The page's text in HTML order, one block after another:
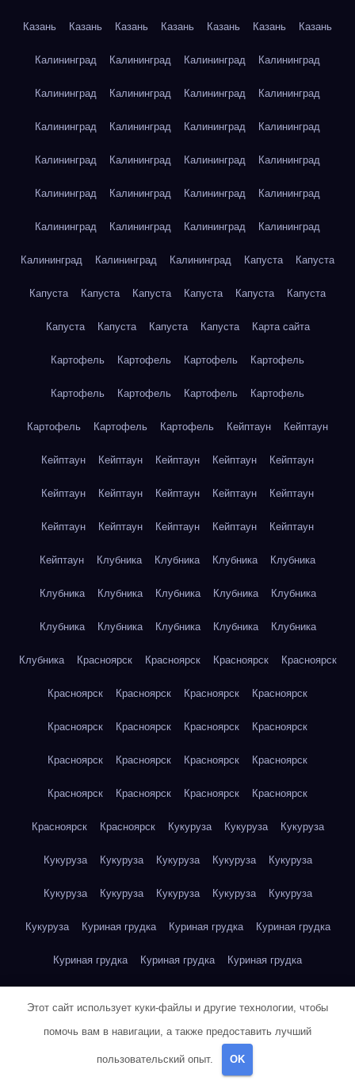
Казань Казань Казань Казань Казань Казань Казань
Калининград Калининград Калининград Калининград
Калининград Калининград Калининград Калининград
Калининград Калининград Калининград Калининград
Калининград Калининград Калининград Калининград
Калининград Калининград Калининград Калининград
Калининград Калининград Калининград Калининград
Калининград Калининград Калининград Капуста Капуста
Капуста Капуста Капуста Капуста Капуста Капуста
Капуста Капуста Капуста Капуста Карта сайта
Картофель Картофель Картофель Картофель
Картофель Картофель Картофель Картофель
Картофель Картофель Картофель Кейптаун Кейптаун
Кейптаун Кейптаун Кейптаун Кейптаун Кейптаун
Кейптаун Кейптаун Кейптаун Кейптаун Кейптаун
Кейптаун Кейптаун Кейптаун Кейптаун Кейптаун
Кейптаун Клубника Клубника Клубника Клубника
Клубника Клубника Клубника Клубника Клубника
Клубника Клубника Клубника Клубника Клубника
Клубника Красноярск Красноярск Красноярск Красноярск
Красноярск Красноярск Красноярск Красноярск
Красноярск Красноярск Красноярск Красноярск
Красноярск Красноярск Красноярск Красноярск
Красноярск Красноярск Красноярск Красноярск
Красноярск Красноярск Кукуруза Кукуруза Кукуруза
Кукуруза Кукуруза Кукуруза Кукуруза Кукуруза
Кукуруза Кукуруза Кукуруза Кукуруза Кукуруза
Кукуруза Куриная грудка Куриная грудка Куриная грудка
Куриная грудка Куриная грудка Куриная грудка
Куриная грудка Куриная грудка Куриная грудка
Куриная грудка Куриная грудка Куриная грудка
Этот сайт использует куки-файлы и другие технологии, чтобы
помочь вам в навигации, а также предоставить лучший
пользовательский опыт. OK